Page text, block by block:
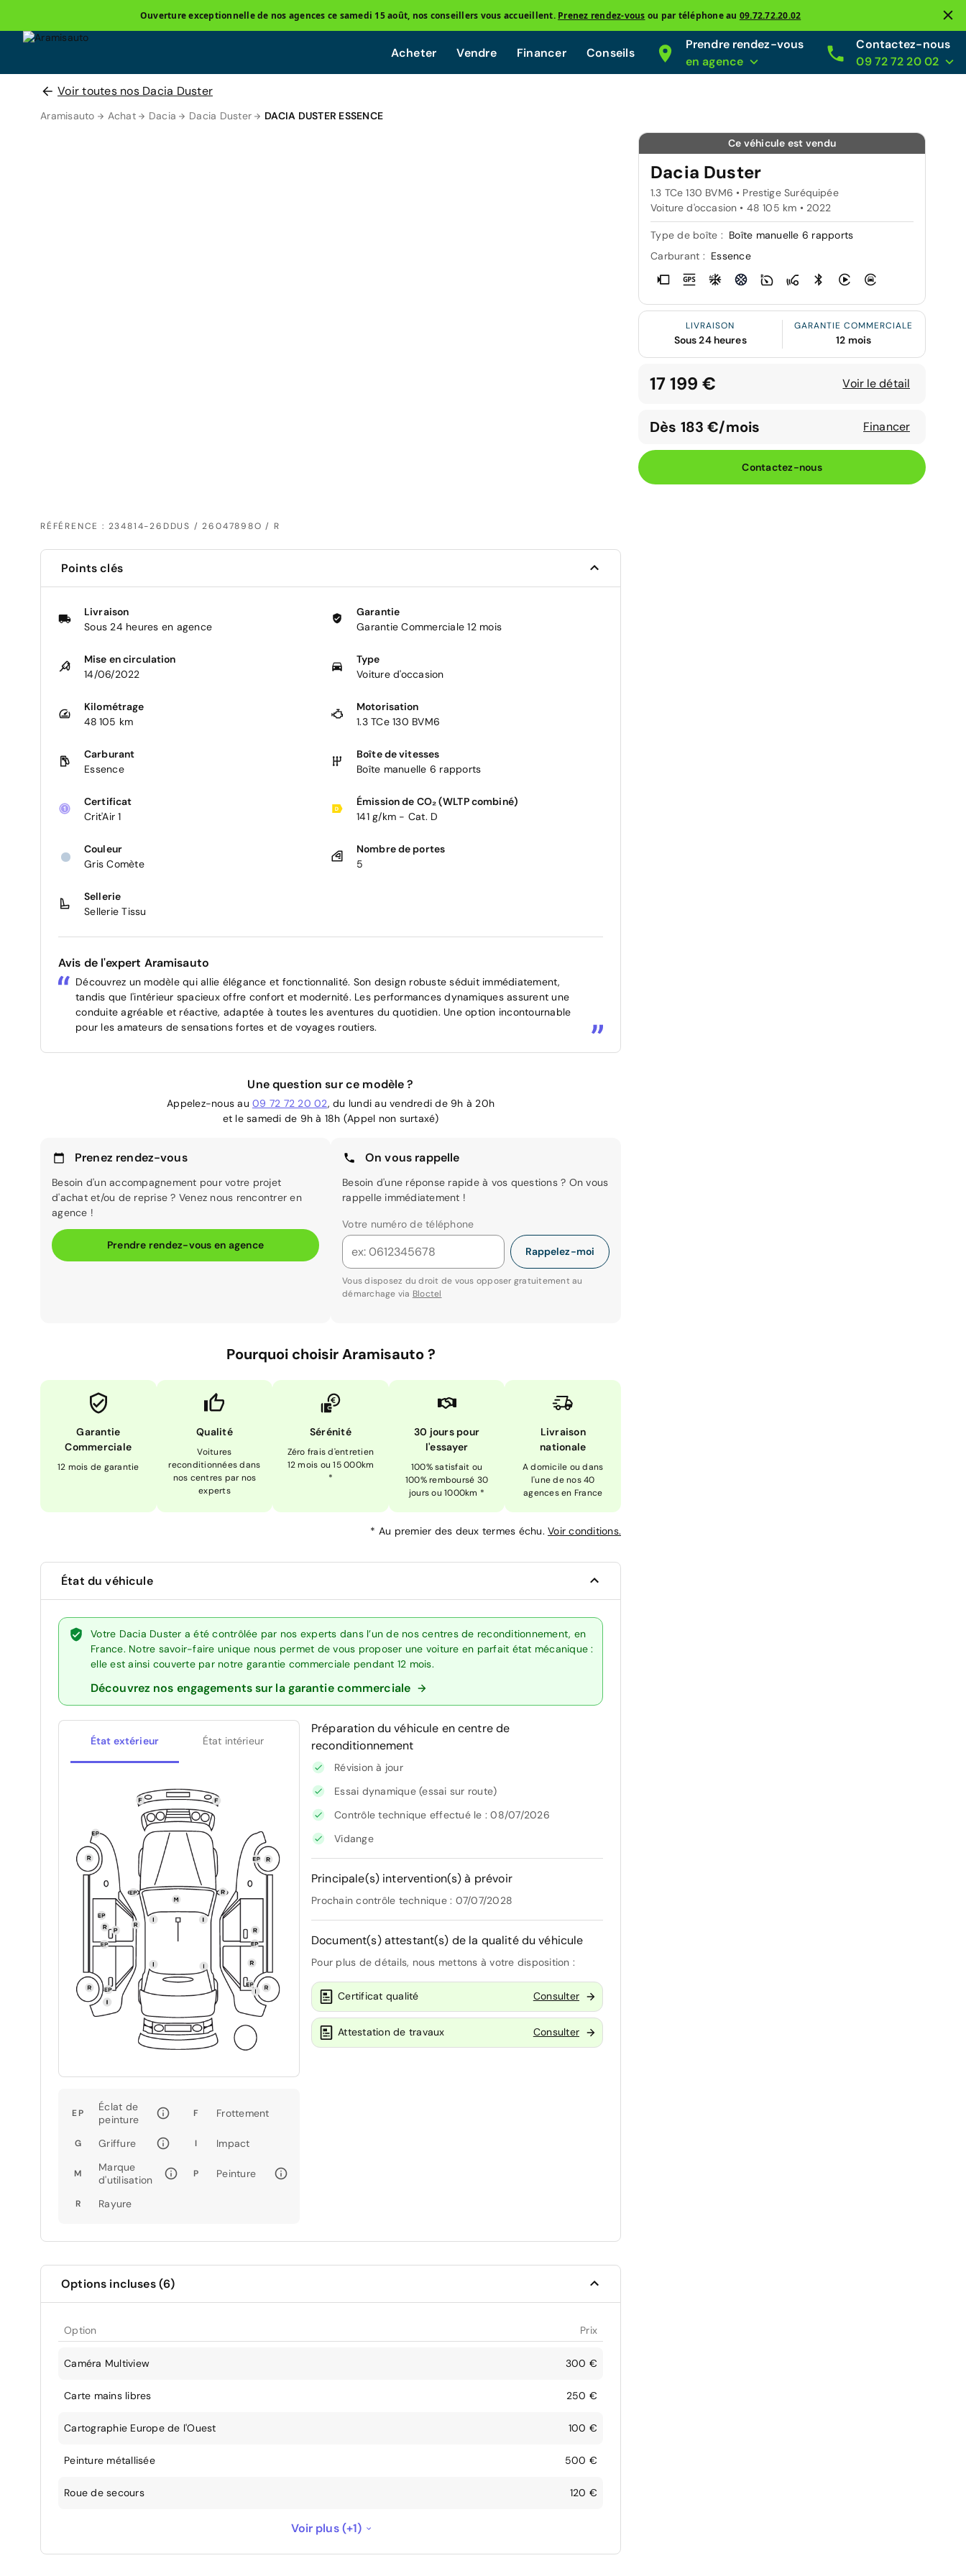
Ouverture exceptionnelle de nos agences ce samedi 15 août, nos conseillers vous accueillent. Prenez rendez-vous ou par téléphone au 09.72.72.20.02
Acheter Vendre Financer Conseils
Prendre rendez-vous
en agence
Contactez-nous
09 72 72 20 02
Voir toutes nos Dacia Duster
Aramisauto Achat Dacia Dacia Duster DACIA DUSTER ESSENCE
RÉFÉRENCE : 234814-26DDUS / 26047898O / R
Ce véhicule est vendu
Dacia Duster
1.3 TCe 130 BVM6 • Prestige Suréquipée
Voiture d'occasion • 48 105 km • 2022
Type de boîte : Boîte manuelle 6 rapports
Carburant : Essence
LIVRAISON
Sous 24 heures
GARANTIE COMMERCIALE
12 mois
17 199 € Voir le détail
Dès 183 €/mois Financer
Contactez-nous
Points clés
Livraison
Sous 24 heures en agence
Garantie
Garantie Commerciale 12 mois
Mise en circulation
14/06/2022
Type
Voiture d'occasion
Kilométrage
48 105 km
Motorisation
1.3 TCe 130 BVM6
Carburant
Essence
Boîte de vitesses
Boîte manuelle 6 rapports
Certificat
Crit'Air 1
Émission de CO₂ (WLTP combiné)
141 g/km - Cat. D
Couleur
Gris Comète
Nombre de portes
5
Sellerie
Sellerie Tissu
Avis de l'expert Aramisauto
Découvrez un modèle qui allie élégance et fonctionnalité. Son design robuste séduit immédiatement,
tandis que l'intérieur spacieux offre confort et modernité. Les performances dynamiques assurent une
conduite agréable et réactive, adaptée à toutes les aventures du quotidien. Une option incontournable
pour les amateurs de sensations fortes et de voyages routiers.
Une question sur ce modèle ?
Appelez-nous au 09 72 72 20 02, du lundi au vendredi de 9h à 20h
et le samedi de 9h à 18h (Appel non surtaxé)
Prenez rendez-vous
Besoin d'un accompagnement pour votre projet
d'achat et/ou de reprise ? Venez nous rencontrer en
agence !
Prendre rendez-vous en agence
On vous rappelle
Besoin d'une réponse rapide à vos questions ? On vous
rappelle immédiatement !
Votre numéro de téléphone
Rappelez-moi
Vous disposez du droit de vous opposer gratuitement au
démarchage via Bloctel
Pourquoi choisir Aramisauto ?
Garantie
Commerciale
12 mois de garantie
Qualité
Voitures
reconditionnées dans
nos centres par nos
experts
Sérénité
Zéro frais d'entretien
12 mois ou 15 000km
*
30 jours pour
l'essayer
100% satisfait ou
100% remboursé 30
jours ou 1000km *
Livraison
nationale
A domicile ou dans
l'une de nos 40
agences en France
* Au premier des deux termes échu. Voir conditions.
État du véhicule
Votre Dacia Duster a été contrôlée par nos experts dans l’un de nos centres de reconditionnement, en
France. Notre savoir-faire unique nous permet de vous proposer une voiture en parfait état mécanique :
elle est ainsi couverte par notre garantie commerciale pendant 12 mois.
Découvrez nos engagements sur la garantie commerciale
État extérieur État intérieur
EP
Éclat de
peinture
F Frottement
G Griffure I Impact
M
Marque
d'utilisation
P Peinture
R Rayure
Préparation du véhicule en centre de
reconditionnement
Révision à jour
Essai dynamique (essai sur route)
Contrôle technique effectué le : 08/07/2026
Vidange
Principale(s) intervention(s) à prévoir
Prochain contrôle technique : 07/07/2028
Document(s) attestant(s) de la qualité du véhicule
Pour plus de détails, nous mettons à votre disposition :
Certificat qualité Consulter
Attestation de travaux Consulter
Options incluses (6)
Option Prix
Caméra Multiview 300 €
Carte mains libres 250 €
Cartographie Europe de l'Ouest 100 €
Peinture métallisée 500 €
Roue de secours 120 €
Voir plus (+1)